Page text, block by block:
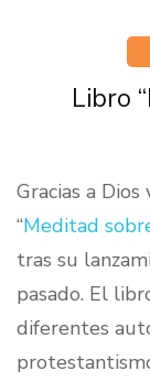
Libro
Gracias a
“Meditad
tras su
pasado. El
diferentes